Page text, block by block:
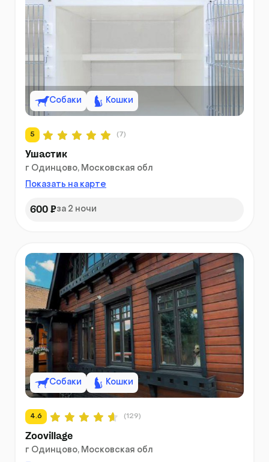
Собаки Кошки
5 (7)
Ушастик
г Одинцово, Московская обл
Показать на карте
600 ₽за 2 ночи
Собаки Кошки
4.6 (129)
Zoovillage
г Одинцово, Московская обл